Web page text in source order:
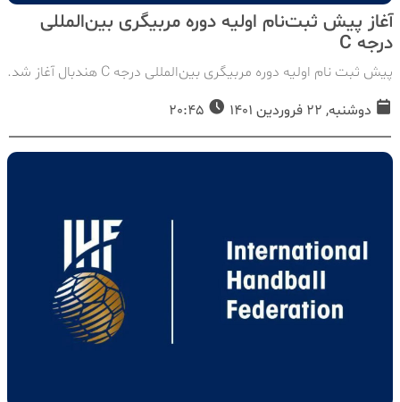
آغاز پیش ثبت‌نام اولیه دوره مربیگری بین‌المللی
درجه C
پیش ثبت نام اولیه دوره مربیگری بین‌المللی درجه C هندبال آغاز شد.
دوشنبه, 22 فروردین 1401